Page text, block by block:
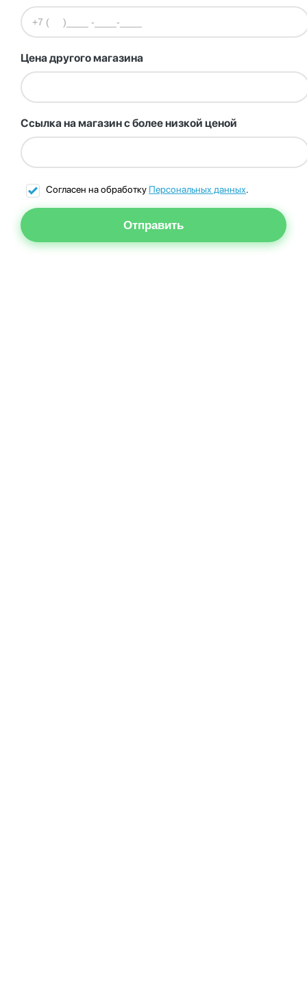
Цена другого магазина
Ссылка на магазин с более низкой ценой
Согласен на обработку Персональных данных.
Отправить